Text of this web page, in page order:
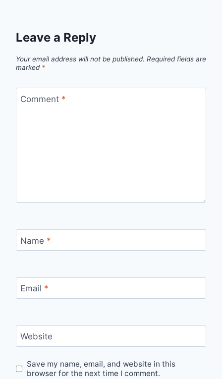
Leave a Reply
Your email address will not be published. Required fields are
marked *
Comment *
Name *
Email *
Website
Save my name, email, and website in this
browser for the next time I comment.